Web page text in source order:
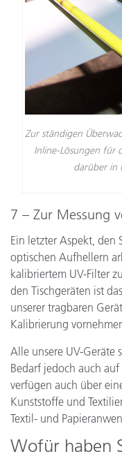
Zur ständigen
Inline-Lösungen für
darüber in
7 – Zur Messung
Ein letzter Aspekt, den
optischen Aufhellern
kalibriertem UV-Filter
den Tischgeräten ist
unserer tragbaren
Kalibrierung
Alle unsere UV-Geräte
Bedarf jedoch auch
verfügen auch über
Kunststoffe und
Textil- und
Wofür haben